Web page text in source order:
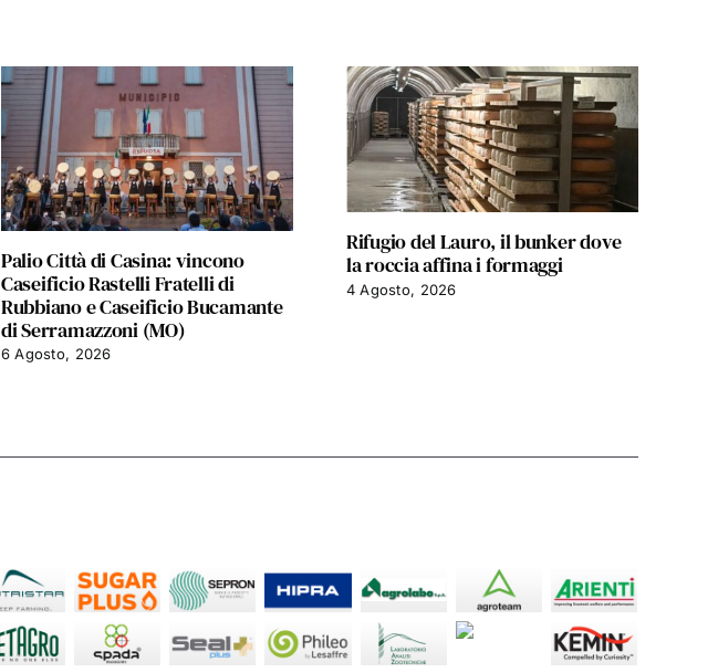
Palio Città di Casina: vincono
Caseificio Rastelli Fratelli di
Rubbiano e Caseificio Bucamante
di Serramazzoni (MO)
6 Agosto, 2026
Rifugio del Lauro, il bunker dove
la roccia affina i formaggi
4 Agosto, 2026